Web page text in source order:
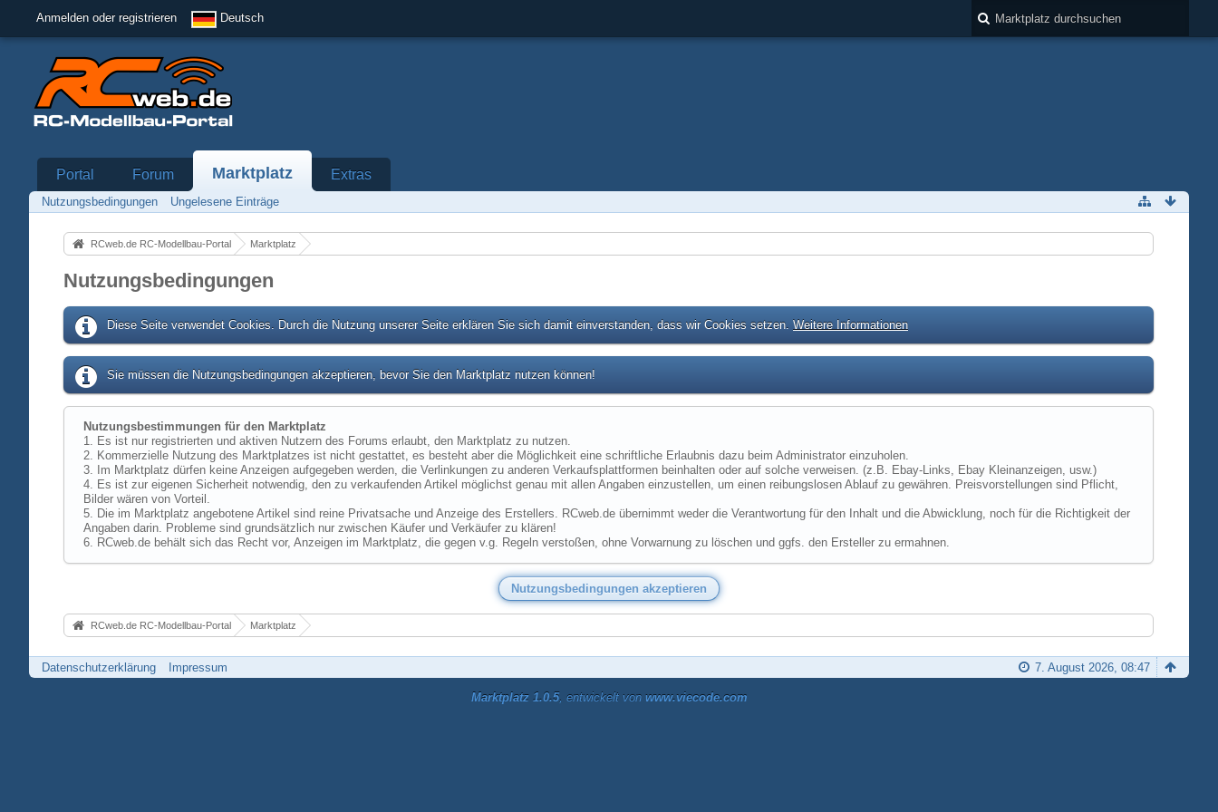
Anmelden oder registrieren Deutsch
Portal Forum Marktplatz Extras
Nutzungsbedingungen Ungelesene Einträge
RCweb.de RC-Modellbau-Portal Marktplatz
Nutzungsbedingungen
Diese Seite verwendet Cookies. Durch die Nutzung unserer Seite erklären Sie sich damit einverstanden, dass wir Cookies setzen. Weitere Informationen
Sie müssen die Nutzungsbedingungen akzeptieren, bevor Sie den Marktplatz nutzen können!
Nutzungsbestimmungen für den Marktplatz
1. Es ist nur registrierten und aktiven Nutzern des Forums erlaubt, den Marktplatz zu nutzen.
2. Kommerzielle Nutzung des Marktplatzes ist nicht gestattet, es besteht aber die Möglichkeit eine schriftliche Erlaubnis dazu beim Administrator einzuholen.
3. Im Marktplatz dürfen keine Anzeigen aufgegeben werden, die Verlinkungen zu anderen Verkaufsplattformen beinhalten oder auf solche verweisen. (z.B. Ebay-Links, Ebay Kleinanzeigen, usw.)
4. Es ist zur eigenen Sicherheit notwendig, den zu verkaufenden Artikel möglichst genau mit allen Angaben einzustellen, um einen reibungslosen Ablauf zu gewähren. Preisvorstellungen sind Pflicht,
Bilder wären von Vorteil.
5. Die im Marktplatz angebotene Artikel sind reine Privatsache und Anzeige des Erstellers. RCweb.de übernimmt weder die Verantwortung für den Inhalt und die Abwicklung, noch für die Richtigkeit der
Angaben darin. Probleme sind grundsätzlich nur zwischen Käufer und Verkäufer zu klären!
6. RCweb.de behält sich das Recht vor, Anzeigen im Marktplatz, die gegen v.g. Regeln verstoßen, ohne Vorwarnung zu löschen und ggfs. den Ersteller zu ermahnen.
RCweb.de RC-Modellbau-Portal Marktplatz
Datenschutzerklärung Impressum 7. August 2026, 08:47
Marktplatz 1.0.5, entwickelt von www.viecode.com